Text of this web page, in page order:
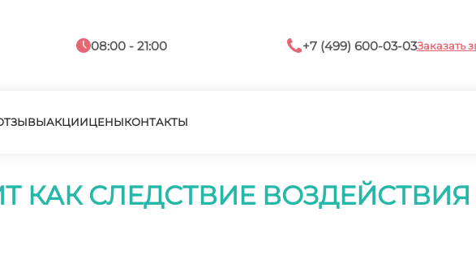
08:00 - 21:00 +7 (499) 600-03-03Заказать
АКЦИИЦЕНЫКОНТАКТЫ
КАК СЛЕДСТВИЕ